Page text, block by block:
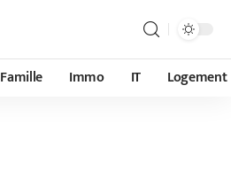
Famille Immo IT Logement